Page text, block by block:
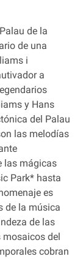
de la
de una
i
a
y Hans
del Palau
las melodías
las mágicas
Park* hasta
es
de la música
de las
del
cobran